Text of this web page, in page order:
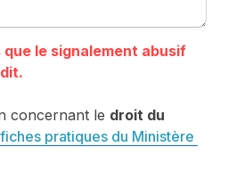
le signalement abusif
concernant le droit du
fiches pratiques du Ministère